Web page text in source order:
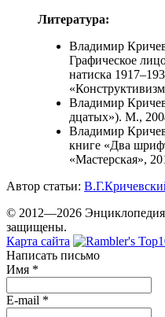
Литература:
Владимир
Графическое
натиска
Владимир
дцатых»). М.,
Владимир
книге «Два
«Мастерская»,
Автор статьи:
© 2012—2026 Энциклопедия
защищены.
Карта сайта
Написать письмо
Имя *
E-mail *